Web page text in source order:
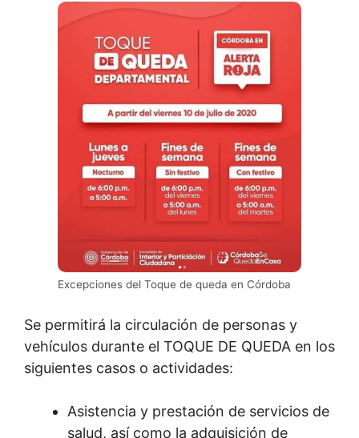
Excepciones del Toque de queda en Córdoba
Se permitirá la circulación de personas y
vehículos durante el TOQUE DE QUEDA en los
siguientes casos o actividades:
Asistencia y prestación de servicios de
salud, así como la adquisición de